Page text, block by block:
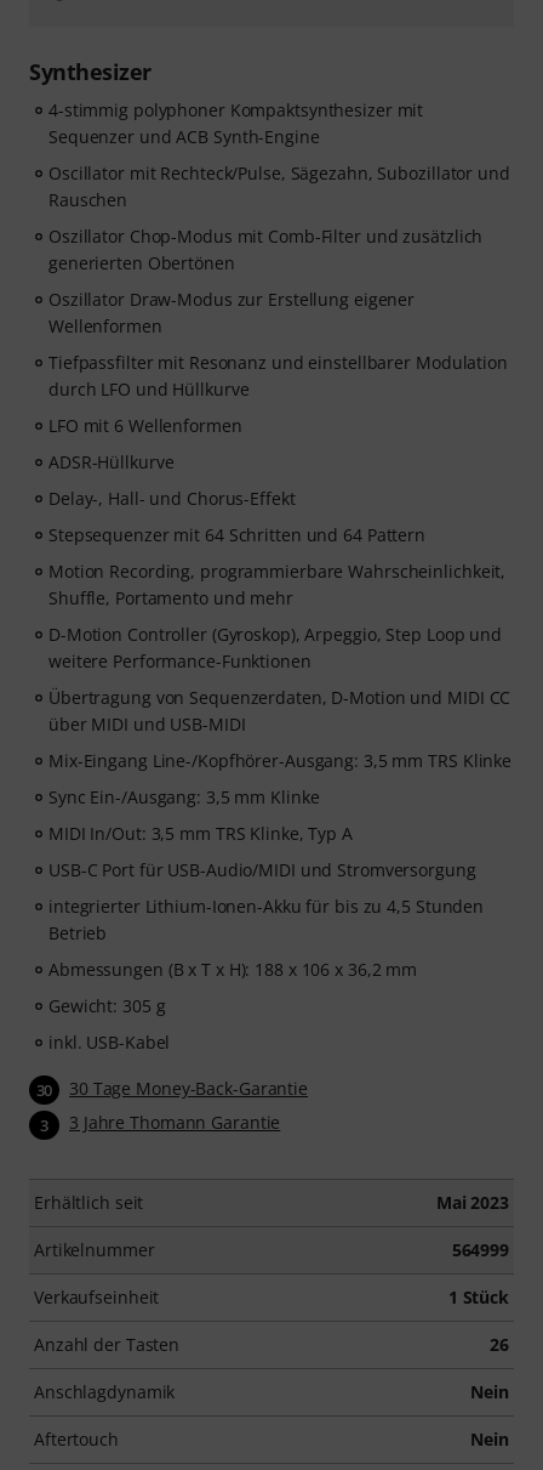
Synthesizer
4-stimmig polyphoner Kompaktsynthesizer mit
Sequenzer und ACB Synth-Engine
Oscillator mit Rechteck/Pulse, Sägezahn, Subozillator und
Rauschen
Oszillator Chop-Modus mit Comb-Filter und zusätzlich
generierten Obertönen
Oszillator Draw-Modus zur Erstellung eigener
Wellenformen
Tiefpassfilter mit Resonanz und einstellbarer Modulation
durch LFO und Hüllkurve
LFO mit 6 Wellenformen
ADSR-Hüllkurve
Delay-, Hall- und Chorus-Effekt
Stepsequenzer mit 64 Schritten und 64 Pattern
Motion Recording, programmierbare Wahrscheinlichkeit,
Shuffle, Portamento und mehr
D-Motion Controller (Gyroskop), Arpeggio, Step Loop und
weitere Performance-Funktionen
Übertragung von Sequenzerdaten, D-Motion und MIDI CC
über MIDI und USB-MIDI
Mix-Eingang Line-/Kopfhörer-Ausgang: 3,5 mm TRS Klinke
Sync Ein-/Ausgang: 3,5 mm Klinke
MIDI In/Out: 3,5 mm TRS Klinke, Typ A
USB-C Port für USB-Audio/MIDI und Stromversorgung
integrierter Lithium-Ionen-Akku für bis zu 4,5 Stunden
Betrieb
Abmessungen (B x T x H): 188 x 106 x 36,2 mm
Gewicht: 305 g
inkl. USB-Kabel
30 30 Tage Money-Back-Garantie
3 3 Jahre Thomann Garantie
Erhältlich seit Mai 2023
Artikelnummer 564999
Verkaufseinheit 1 Stück
Anzahl der Tasten 26
Anschlagdynamik Nein
Aftertouch Nein